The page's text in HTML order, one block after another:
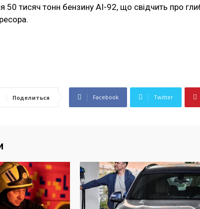
50 тисяч тонн бензину АІ-92, що свідчить про
Поделиться Facebook Twitter